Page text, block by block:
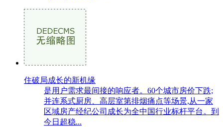
住破局成长的新机缘
是用户需求最间接的响应者。60个城市房价下跌;
并连系式厨房、高层室第排烟痛点等场景,从一家
区域房产经纪公司成长为全中国行业标杆平台。到
今日超稳...